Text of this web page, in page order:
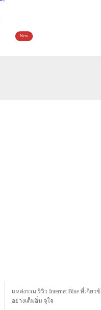
New
แหล่งรวม รีวิว Internet Blue ที่เกี่ย
อย่างเต็มอิ่ม จุใจ